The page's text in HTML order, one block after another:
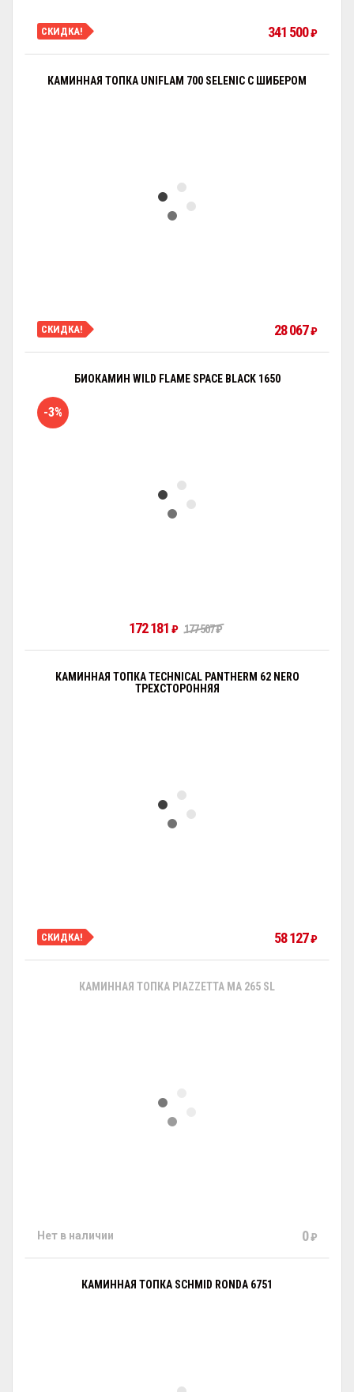
СКИДКА! 341 500₽
КАМИННАЯ ТОПКА UNIFLAM 700 SELENIC С ШИБЕРОМ
СКИДКА! 28 067₽
БИОКАМИН WILD FLAME SPACE BLACK 1650
-3%
172 181 ₽ 177 507₽
КАМИННАЯ ТОПКА TECHNICAL PANTHERM 62 NERO
ТРЕХСТОРОННЯЯ
СКИДКА! 58 127₽
КАМИННАЯ ТОПКА PIAZZETTA MA 265 SL
Нет в наличии 0₽
КАМИННАЯ ТОПКА SCHMID RONDA 6751